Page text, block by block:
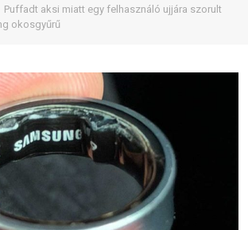
Puffadt aksi miatt egy felhasználó ujjára szorult
okosgyűrű